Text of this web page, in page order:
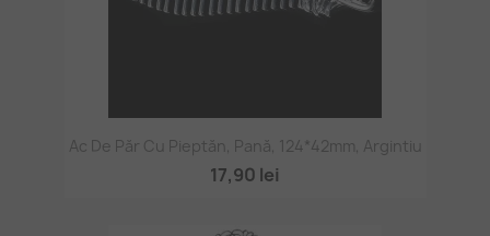
Ac De Păr Cu Pieptăn, Pană, 124*42mm, Argintiu
17,90 lei